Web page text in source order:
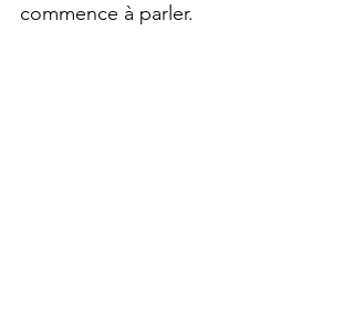
commence à parler.